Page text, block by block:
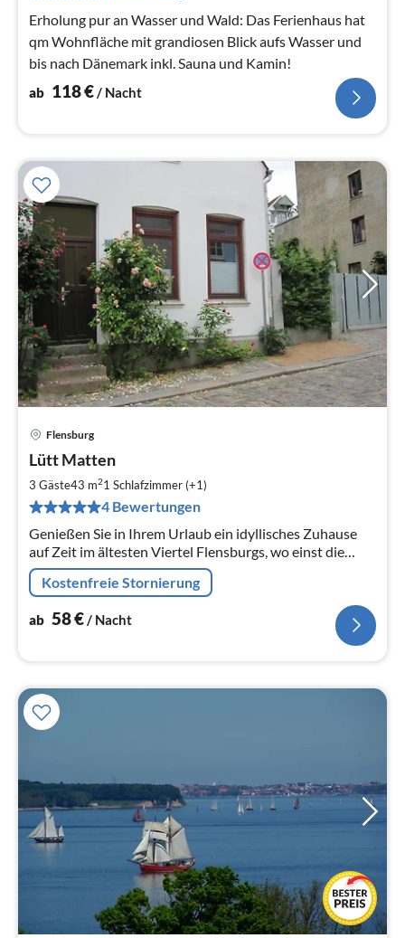
Erholung pur an Wasser und Wald: Das Ferienhaus hat
qm Wohnfläche mit grandiosen Blick aufs Wasser und
bis nach Dänemark inkl. Sauna und Kamin!
ab 118€/ Nacht
Flensburg
Lütt Matten
3 Gäste43 m21 Schlafzimmer (+1)
4 Bewertungen
Genießen Sie in Ihrem Urlaub ein idyllisches Zuhause
auf Zeit im ältesten Viertel Flensburgs, wo einst die
Fischer siedelten.
Kostenfreie Stornierung
ab 58€/ Nacht